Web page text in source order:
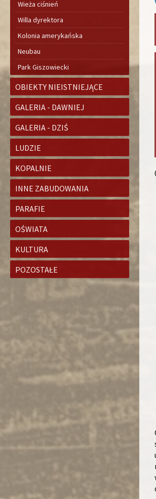
Wieża ciśnień
Willa dyrektora
Kolonia amerykańska
Neubau
Park Giszowiecki
OBIEKTY NIEISTNIEJĄCE
GALERIA - DAWNIEJ
GALERIA - DZIŚ
LUDZIE
KOPALNIE
INNE ZABUDOWANIA
PARAFIE
OŚWIATA
KULTURA
POZOSTAŁE